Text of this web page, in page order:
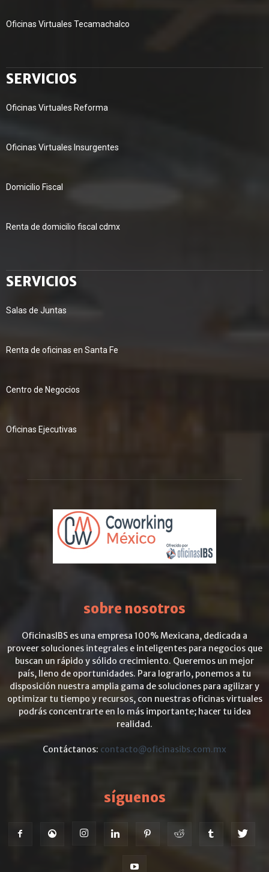
Oficinas Virtuales Tecamachalco
SERVICIOS
Oficinas Virtuales Reforma
Oficinas Virtuales Insurgentes
Domicilio Fiscal
Renta de domicilio fiscal cdmx
SERVICIOS
Salas de Juntas
Renta de oficinas en Santa Fe
Centro de Negocios
Oficinas Ejecutivas
sobre nosotros
OficinasIBS es una empresa 100% Mexicana, dedicada a
proveer soluciones integrales e inteligentes para negocios que
buscan un rápido y sólido crecimiento. Queremos un mejor
país, lleno de oportunidades. Para lograrlo, ponemos a tu
disposición nuestra amplia gama de soluciones para agilizar y
optimizar tu tiempo y recursos, con nuestras oficinas virtuales
podrás concentrarte en lo más importante; hacer tu idea
realidad.
Contáctanos: contacto@oficinasibs.com.mx
síguenos